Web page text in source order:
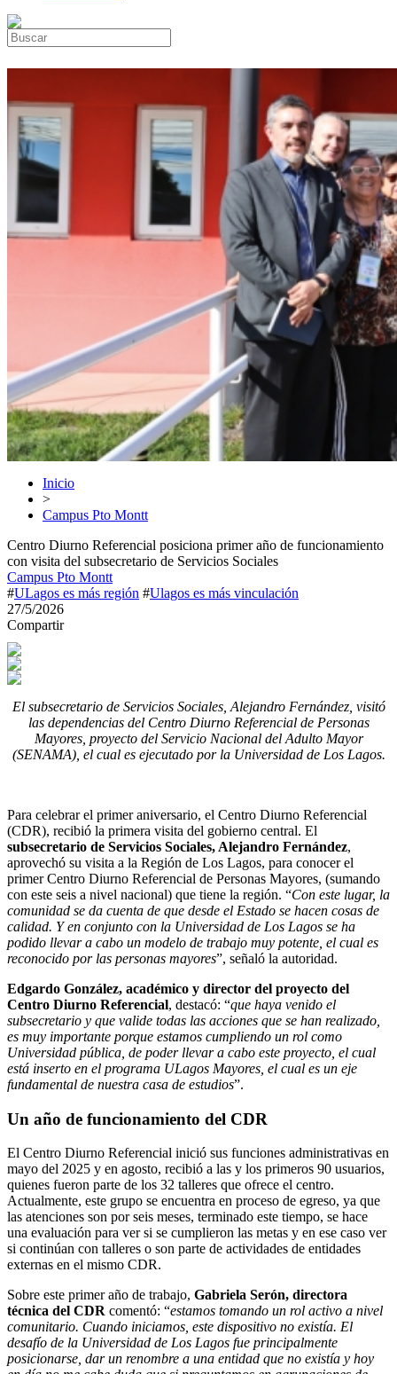
Inicio
>
Campus Pto Montt
Centro Diurno Referencial posiciona primer año de funcionamiento
con visita del subsecretario de Servicios Sociales
Campus Pto Montt
#ULagos es más región #Ulagos es más vinculación
27/5/2026
Compartir
El subsecretario de Servicios Sociales, Alejandro Fernández, visitó
las dependencias del Centro Diurno Referencial de Personas
Mayores, proyecto del Servicio Nacional del Adulto Mayor
(SENAMA), el cual es ejecutado por la Universidad de Los Lagos.
Para celebrar el primer aniversario, el Centro Diurno Referencial
(CDR), recibió la primera visita del gobierno central. El
subsecretario de Servicios Sociales, Alejandro Fernández,
aprovechó su visita a la Región de Los Lagos, para conocer el
primer Centro Diurno Referencial de Personas Mayores, (sumando
con este seis a nivel nacional) que tiene la región. “Con este lugar, la
comunidad se da cuenta de que desde el Estado se hacen cosas de
calidad. Y en conjunto con la Universidad de Los Lagos se ha
podido llevar a cabo un modelo de trabajo muy potente, el cual es
reconocido por las personas mayores”, señaló la autoridad.
Edgardo González, académico y director del proyecto del
Centro Diurno Referencial, destacó: “que haya venido el
subsecretario y que valide todas las acciones que se han realizado,
es muy importante porque estamos cumpliendo un rol como
Universidad pública, de poder llevar a cabo este proyecto, el cual
está inserto en el programa ULagos Mayores, el cual es un eje
fundamental de nuestra casa de estudios”.
Un año de funcionamiento del CDR
El Centro Diurno Referencial inició sus funciones administrativas en
mayo del 2025 y en agosto, recibió a las y los primeros 90 usuarios,
quienes fueron parte de los 32 talleres que ofrece el centro.
Actualmente, este grupo se encuentra en proceso de egreso, ya que
las atenciones son por seis meses, terminado este tiempo, se hace
una evaluación para ver si se cumplieron las metas y en ese caso ver
si continúan con talleres o son parte de actividades de entidades
externas en el mismo CDR.
Sobre este primer año de trabajo, Gabriela Serón, directora
técnica del CDR comentó: “estamos tomando un rol activo a nivel
comunitario. Cuando iniciamos, este dispositivo no existía. El
desafío de la Universidad de Los Lagos fue principalmente
posicionarse, dar un renombre a una entidad que no existía y hoy